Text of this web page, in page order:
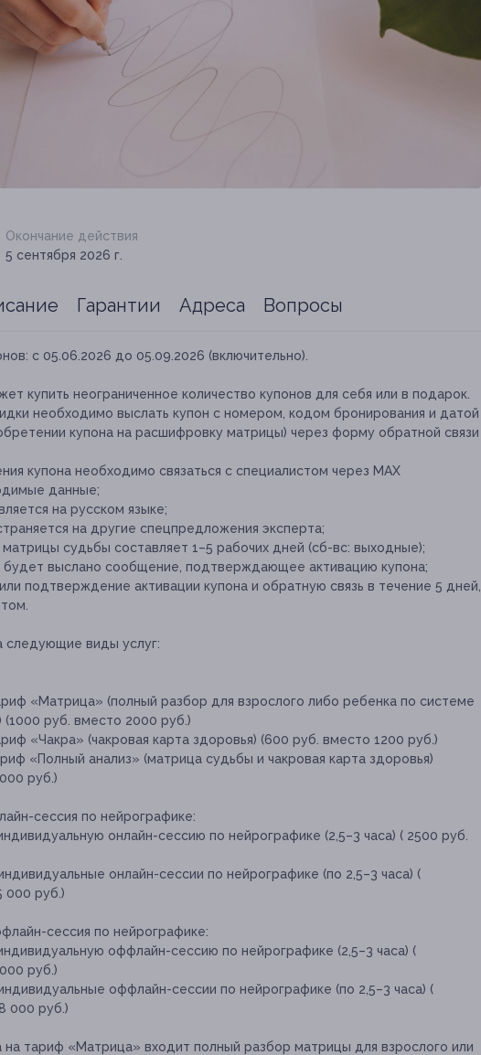
Окончание действия
5 сентября 2026 г.
Гарантии Адреса Вопросы
с 05.06.2026 до 05.09.2026 (включительно).
купить неограниченное количество купонов для себя или в подарок.
необходимо выслать купон с номером, кодом бронирования и датой
купона на расшифровку матрицы) через форму обратной связи
купона необходимо связаться с специалистом через MAX
данные;
на русском языке;
на другие спецпредложения эксперта;
судьбы составляет 1–5 рабочих дней (сб-вс: выходные);
выслано сообщение, подтверждающее активацию купона;
подтверждение активации купона и обратную связь в течение 5 дней,
следующие виды услуг:
«Матрица» (полный разбор для взрослого либо ребенка по системе
руб. вместо 2000 руб.)
«Чакра» (чакровая карта здоровья) (600 руб. вместо 1200 руб.)
«Полный анализ» (матрица судьбы и чакровая карта здоровья)
руб.)
сессия по нейрографике:
онлайн-сессию по нейрографике (2,5–3 часа) ( 2500 руб.
онлайн-сессии по нейрографике (по 2,5–3 часа) (
000 руб.)
сессия по нейрографике:
оффлайн-сессию по нейрографике (2,5–3 часа) (
руб.)
оффлайн-сессии по нейрографике (по 2,5–3 часа) (
000 руб.)
на тариф «Матрица» входит полный разбор матрицы для взрослого или